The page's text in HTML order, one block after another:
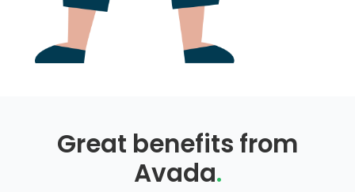
Great benefits from
Avada.